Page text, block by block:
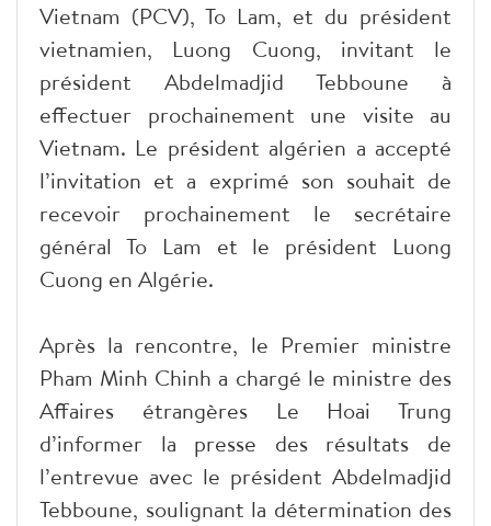
Vietnam (PCV), To Lam, et du président
vietnamien, Luong Cuong, invitant le
président Abdelmadjid Tebboune à
effectuer prochainement une visite au
Vietnam. Le président algérien a accepté
l’invitation et a exprimé son souhait de
recevoir prochainement le secrétaire
général To Lam et le président Luong
Cuong en Algérie.
Après la rencontre, le Premier ministre
Pham Minh Chinh a chargé le ministre des
Affaires étrangères Le Hoai Trung
d’informer la presse des résultats de
l’entrevue avec le président Abdelmadjid
Tebboune, soulignant la détermination des